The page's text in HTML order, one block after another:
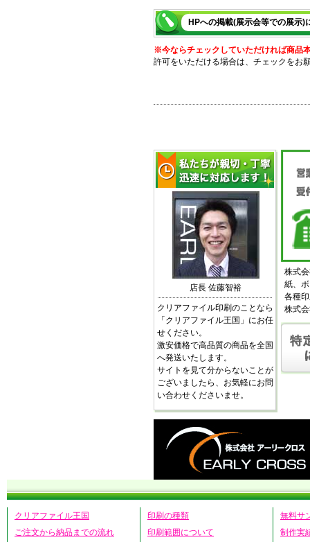
HPへの掲載(展示会等での展示)
※今ならチェックしていただければ商品
許可をいただける場合は、チェックをお
店長 佐藤智裕
クリアファイル印刷のことなら
「クリアファイル王国」にお任
せください。
激安価格で高品質の商品を全国
へ発送いたします。
サイトを見て分からないことが
ございましたら、お気軽にお問
い合わせくださいませ。
株式
紙、
各種
株式
クリアファイル王国
ご注文から納品までの流れ
印刷の種類
印刷範囲について
無料サ
制作実